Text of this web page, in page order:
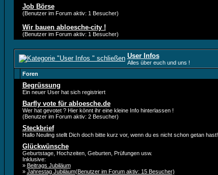
Job Börse
(Benutzer im Forum aktiv: 1 Besucher)
Wir bauen abloesche-city !
(Benutzer im Forum aktiv: 1 Besucher)
User Infos
Alles über euch und uns !
Foren
Begrüssung
Ein neuer User hat sich registriert
Barfly vote für abloesche.de
Wer hat gevotet ? Hier könnt ihr eine kleine Info hinterlassen !
(Benutzer im Forum aktiv: 2 Besucher)
Steckbrief
Hallo Neuling stellt Dich doch bitte kurz vor, wenn du es nicht schon getan hast!
Glückwünsche
Geburtstage, Hochzeiten, Geburten, Prüfungen usw.
Inklusive:
» Beitrags Jubiläum
» Jahrestag Jubiläum(Benutzer im Forum aktiv: 15 Besucher)